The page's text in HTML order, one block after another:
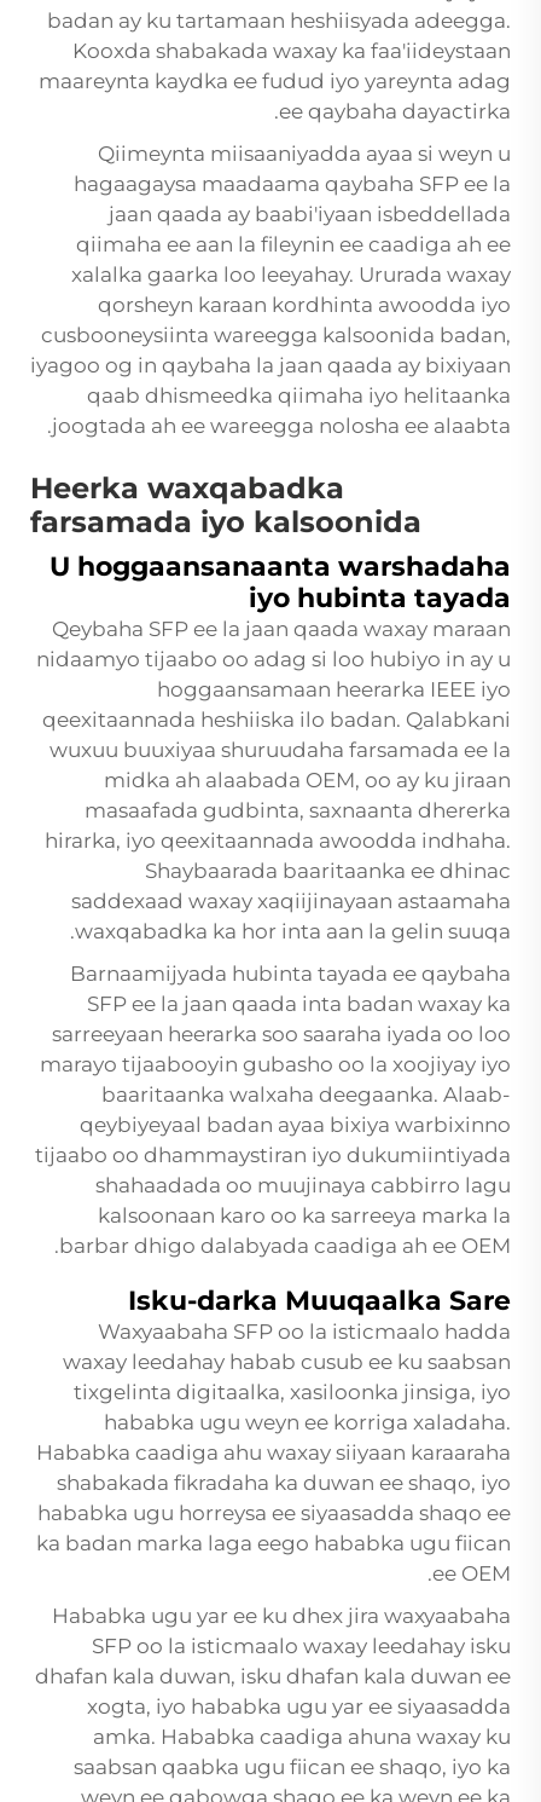
badan ay ku tartamaan heshiisyada adeegga.
Kooxda shabakada waxay ka faa'iideystaan
maareynta kaydka ee fudud iyo yareynta adag
ee qaybaha dayactirka.
Qiimeynta miisaaniyadda ayaa si weyn u
hagaagaysa maadaama qaybaha SFP ee la
jaan qaada ay baabi'iyaan isbeddellada
qiimaha ee aan la fileynin ee caadiga ah ee
xalalka gaarka loo leeyahay. Ururada waxay
qorsheyn karaan kordhinta awoodda iyo
cusbooneysiinta wareegga kalsoonida badan,
iyagoo og in qaybaha la jaan qaada ay bixiyaan
qaab dhismeedka qiimaha iyo helitaanka
joogtada ah ee wareegga nolosha ee alaabta.
Heerka waxqabadka
farsamada iyo kalsoonida
U hoggaansanaanta warshadaha
iyo hubinta tayada
Qeybaha SFP ee la jaan qaada waxay maraan
nidaamyo tijaabo oo adag si loo hubiyo in ay u
hoggaansamaan heerarka IEEE iyo
qeexitaannada heshiiska ilo badan. Qalabkani
wuxuu buuxiyaa shuruudaha farsamada ee la
midka ah alaabada OEM, oo ay ku jiraan
masaafada gudbinta, saxnaanta dhererka
hirarka, iyo qeexitaannada awoodda indhaha.
Shaybaarada baaritaanka ee dhinac
saddexaad waxay xaqiijinayaan astaamaha
waxqabadka ka hor inta aan la gelin suuqa.
Barnaamijyada hubinta tayada ee qaybaha
SFP ee la jaan qaada inta badan waxay ka
sarreeyaan heerarka soo saaraha iyada oo loo
marayo tijaabooyin gubasho oo la xoojiyay iyo
baaritaanka walxaha deegaanka. Alaab-
qeybiyeyaal badan ayaa bixiya warbixinno
tijaabo oo dhammaystiran iyo dukumiintiyada
shahaadada oo muujinaya cabbirro lagu
kalsoonaan karo oo ka sarreeya marka la
barbar dhigo dalabyada caadiga ah ee OEM.
Isku-darka Muuqaalka Sare
Waxyaabaha SFP oo la isticmaalo hadda
waxay leedahay habab cusub ee ku saabsan
tixgelinta digitaalka, xasiloonka jinsiga, iyo
hababka ugu weyn ee korriga xaladaha.
Hababka caadiga ahu waxay siiyaan karaaraha
shabakada fikradaha ka duwan ee shaqo, iyo
hababka ugu horreysa ee siyaasadda shaqo ee
ka badan marka laga eego hababka ugu fiican
ee OEM.
Hababka ugu yar ee ku dhex jira waxyaabaha
SFP oo la isticmaalo waxay leedahay isku
dhafan kala duwan, isku dhafan kala duwan ee
xogta, iyo hababka ugu yar ee siyaasadda
amka. Hababka caadiga ahuna waxay ku
saabsan qaabka ugu fiican ee shaqo, iyo ka
weyn ee qabowga shaqo ee ka weyn ee ka